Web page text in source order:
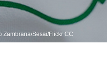
Zambrana/Sesai/Flickr CC